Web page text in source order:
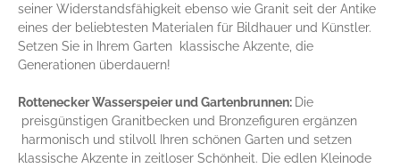
seiner Widerstandsfähigkeit ebenso wie Granit seit der Antike
eines der beliebtesten Materialen für Bildhauer und Künstler.
Setzen Sie in Ihrem Garten
klassische Akzente, die
Generationen überdauern!
Rottenecker Wasserspeier und Gartenbrunnen: Die
preisgünstigen Granitbecken und Bronzefiguren ergänzen
harmonisch und stilvoll Ihren schönen Garten und setzen
klassische Akzente in zeitloser Schönheit. Die edlen Kleinode